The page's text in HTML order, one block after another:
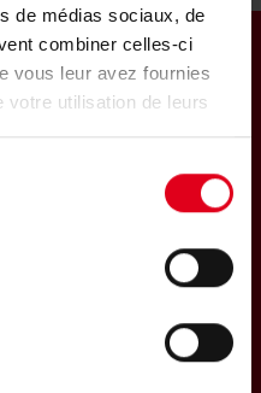
de médias sociaux, de
combiner celles-ci
vous leur avez fournies
votre utilisation de leurs
de Giacomini